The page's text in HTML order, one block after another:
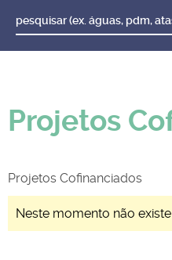
Projetos
Projetos Cofinanciados
Neste momento não